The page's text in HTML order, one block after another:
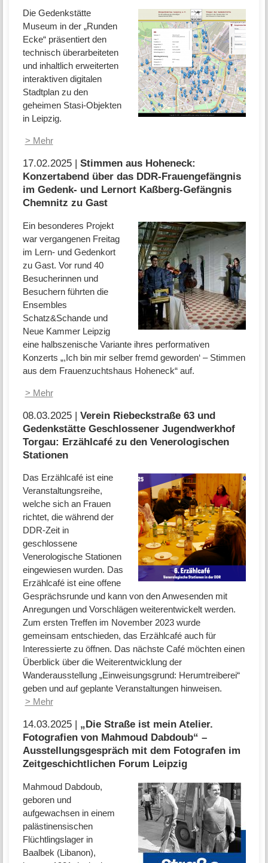
Die Gedenkstätte
Museum in der „Runden
Ecke“ präsentiert den
technisch überarbeiteten
und inhaltlich erweiterten
interaktiven digitalen
Stadtplan zu den
geheimen Stasi-Objekten
in Leipzig.
> Mehr
17.02.2025 | Stimmen aus Hoheneck:
Konzertabend über das DDR-Frauengefängnis
im Gedenk- und Lernort Kaßberg-Gefängnis
Chemnitz zu Gast
Ein besonderes Projekt
war vergangenen Freitag
im Lern- und Gedenkort
zu Gast. Vor rund 40
Besucherinnen und
Besuchern führten die
Ensembles
Schatz&Schande und
Neue Kammer Leipzig
eine halbszenische Variante ihres performativen
Konzerts „,Ich bin mir selber fremd geworden‘ – Stimmen
aus dem Frauenzuchtshaus Hoheneck“ auf.
> Mehr
08.03.2025 | Verein Riebeckstraße 63 und
Gedenkstätte Geschlossener Jugendwerkhof
Torgau: Erzählcafé zu den Venerologischen
Stationen
Das Erzählcafé ist eine
Veranstaltungsreihe,
welche sich an Frauen
richtet, die während der
DDR-Zeit in
geschlossene
Venerologische Stationen
eingewiesen wurden. Das
Erzählcafé ist eine offene
Gesprächsrunde und kann von den Anwesenden mit
Anregungen und Vorschlägen weiterentwickelt werden.
Zum ersten Treffen im November 2023 wurde
gemeinsam entschieden, das Erzählcafé auch für
Interessierte zu öffnen. Das nächste Café möchten einen
Überblick über die Weiterentwicklung der
Wanderausstellung „Einweisungsgrund: Herumtreiberei“
geben und auf geplante Veranstaltungen hinweisen.
> Mehr
14.03.2025 | „Die Straße ist mein Atelier.
Fotografien von Mahmoud Dabdoub“ –
Ausstellungsgespräch mit dem Fotografen im
Zeitgeschichtlichen Forum Leipzig
Mahmoud Dabdoub,
geboren und
aufgewachsen in einem
palästinensischen
Flüchtlingslager in
Baalbek (Libanon),